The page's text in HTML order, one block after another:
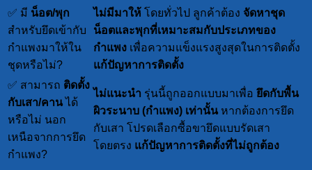
✅ มี น็อต/พุก
สำหรับยึดเข้ากับ
กำแพงมาให้ใน
ชุดหรือไม่?
ไม่มีมาให้ โดยทั่วไป ลูกค้าต้อง จัดหาชุด
น็อตและพุกที่เหมาะสมกับประเภทของ
กำแพง เพื่อความแข็งแรงสูงสุดในการติดตั้ง
แก้ปัญหาการติดตั้ง
✅ สามารถ ติดตั้ง
กับเสา/คานได้
หรือไม่ นอก
เหนือจากการยึด
กำแพง?
ไม่แนะนำ รุ่นนี้ถูกออกแบบมาเพื่อ ยึดกับพื้น
ผิวระนาบ (กำแพง) เท่านั้นหากต้องการยึด
กับเสา โปรดเลือกซื้อขายึดแบบรัดเสา
โดยตรง แก้ปัญหาการติดตั้งที่ไม่ถูกต้อง